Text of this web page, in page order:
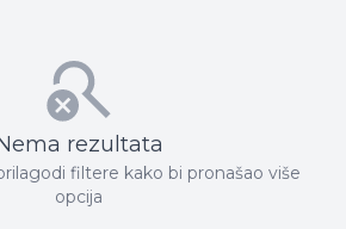
rezultata
filtere kako bi pronašao više
opcija